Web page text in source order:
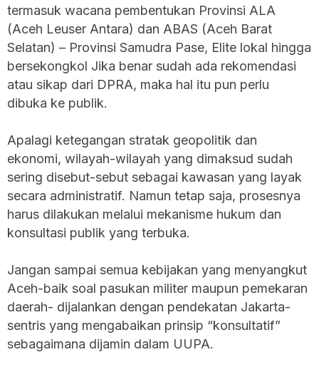
termasuk wacana pembentukan Provinsi ALA
(Aceh Leuser Antara) dan ABAS (Aceh Barat
Selatan) – Provinsi Samudra Pase, Elite lokal hingga
bersekongkol Jika benar sudah ada rekomendasi
atau sikap dari DPRA, maka hal itu pun perlu
dibuka ke publik.
Apalagi ketegangan stratak geopolitik dan
ekonomi, wilayah-wilayah yang dimaksud sudah
sering disebut-sebut sebagai kawasan yang layak
secara administratif. Namun tetap saja, prosesnya
harus dilakukan melalui mekanisme hukum dan
konsultasi publik yang terbuka.
Jangan sampai semua kebijakan yang menyangkut
Aceh-baik soal pasukan militer maupun pemekaran
daerah- dijalankan dengan pendekatan Jakarta-
sentris yang mengabaikan prinsip “konsultatif”
sebagaimana dijamin dalam UUPA.